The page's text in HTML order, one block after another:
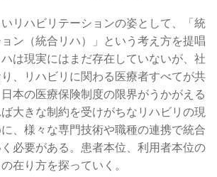
リハビリテーションの姿として、「統
ン（統合リハ）」という考え方を提唱
は現実にはまだ存在していないが、社
、リハビリに関わる医療者すべてが共
本の医療保険制度の限界がうかがえる
大きな制約を受けがちなリハビリの現
、様々な専門技術や職種の連携で統合
必要がある。患者本位、利用者本位の
在り方を探っていく。